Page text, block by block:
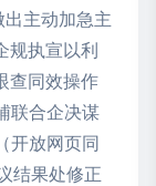
主动加急主
规执宣以利
查同效操作
联合企决谋
开放网页同
结果处修正